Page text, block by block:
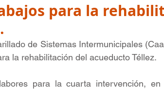
para la
de Sistemas Intermunicipales
la rehabilitación del acueducto Téllez.
para la cuarta intervención,